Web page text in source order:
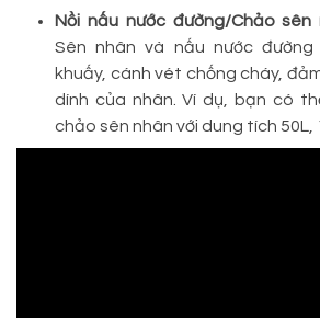
Nồi nấu nước đường/Chảo sên
Sên nhân và nấu nước
khuấy, cánh vét chống cháy,
dính của nhân. Ví dụ, bạn có
chảo sên nhân với dung tích 50L,